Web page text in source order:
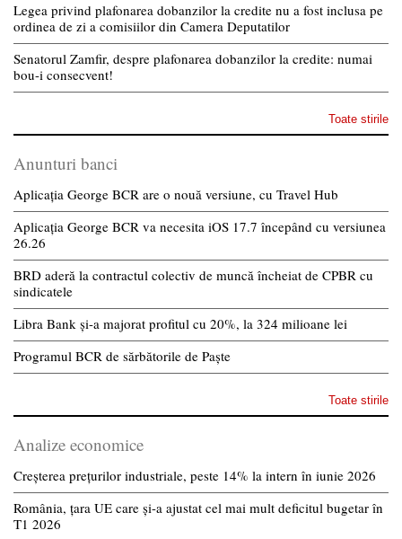
Legea privind plafonarea dobanzilor la credite nu a fost inclusa pe
ordinea de zi a comisiilor din Camera Deputatilor
Senatorul Zamfir, despre plafonarea dobanzilor la credite: numai
bou-i consecvent!
Toate stirile
Anunturi banci
Aplicația George BCR are o nouă versiune, cu Travel Hub
Aplicația George BCR va necesita iOS 17.7 începând cu versiunea
26.26
BRD aderă la contractul colectiv de muncă încheiat de CPBR cu
sindicatele
Libra Bank și-a majorat profitul cu 20%, la 324 milioane lei
Programul BCR de sărbătorile de Paște
Toate stirile
Analize economice
Creșterea prețurilor industriale, peste 14% la intern în iunie 2026
România, țara UE care și-a ajustat cel mai mult deficitul bugetar în
T1 2026